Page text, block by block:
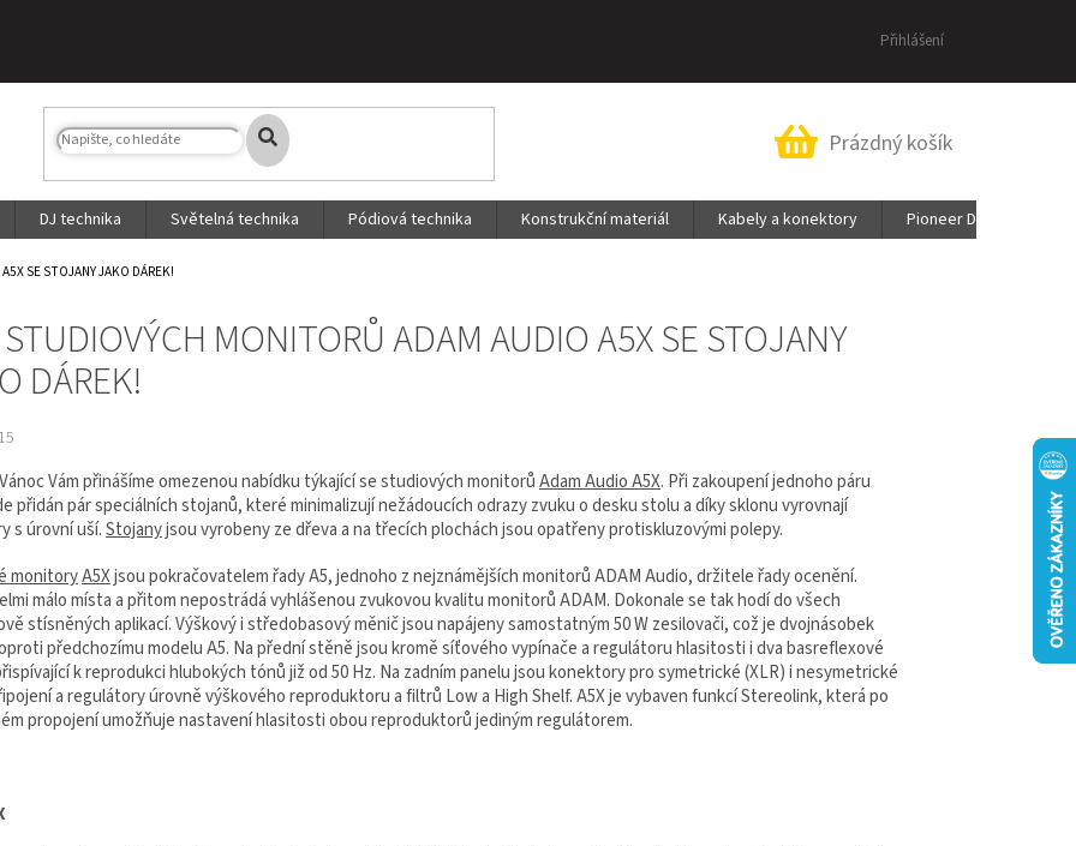
Přihlášení
Nákupní
Prázdný košík
DJ technika Světelná technika Pódiová technika Konstrukční materiál Kabely a konektory Pioneer DJ &
SE STOJANY JAKO DÁREK!
STUDIOVÝCH MONITORŮ ADAM AUDIO A5X SE STOJANY
DÁREK!
Vám přinášíme omezenou nabídku týkající se studiových monitorůAdam Audio A5X. Při zakoupení jednoho páru
přidán pár speciálních stojanů, které minimalizují nežádoucích odrazy zvuku o desku stolu a díky sklonu vyrovnají
s úrovní uší.Stojanyjsou vyrobeny ze dřeva a na třecích plochách jsou opatřeny protiskluzovými polepy.
monitoryA5Xjsou pokračovatelem řady A5, jednoho z nejznámějších monitorů ADAM Audio, držitele řady ocenění.
málo místa a přitom nepostrádá vyhlášenou zvukovou kvalitu monitorů ADAM. Dokonale se tak hodí do všech
stísněných aplikací. Výškový i středobasový měnič jsou napájeny samostatným 50 W zesilovači, což je dvojnásobek
předchozímu modelu A5. Na přední stěně jsou kromě síťového vypínače a regulátoru hlasitosti i dva basreflexové
k reprodukci hlubokých tónů již od 50 Hz. Na zadním panelu jsou konektory pro symetrické (XLR) i nesymetrické
a regulátory úrovně výškového reproduktoru a filtrů Low a High Shelf. A5X je vybaven funkcí Stereolink, která po
propojení umožňuje nastavení hlasitosti obou reproduktorů jediným regulátorem.